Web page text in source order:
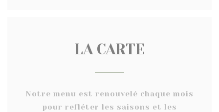
LA CARTE
Notre menu est renouvelé chaque mois
pour refléter les saisons et les